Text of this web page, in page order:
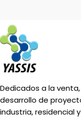
Dedicados a la
desarrollo de
industria, residencial